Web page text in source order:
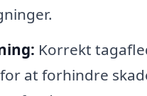
Korrekt
at forhindre